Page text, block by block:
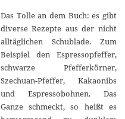
Das Tolle an dem Buch: es gibt
diverse Rezepte aus der nicht
alltäglichen Schublade. Zum
Beispiel den Espressopfeffer,
schwarze Pfefferkörner,
Szechuan-Pfeffer, Kakaonibs
und Espressobohnen. Das
Ganze schmeckt, so heißt es